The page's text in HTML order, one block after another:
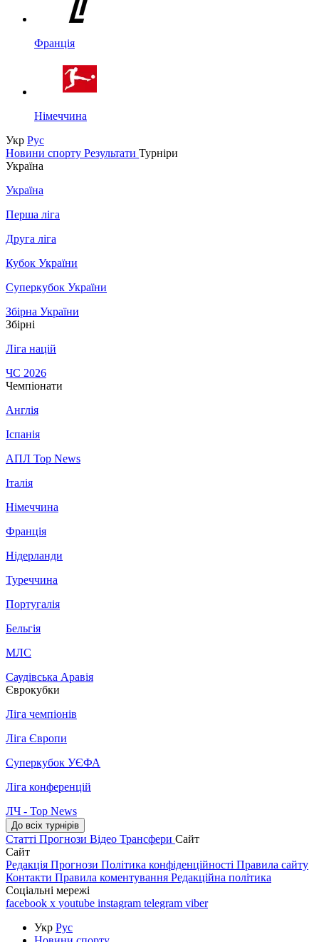
Франція
Німеччина
Укр Рус
Новини спорту Результати Турніри
Україна
Україна
Перша ліга
Друга ліга
Кубок України
Суперкубок України
Збірна України
Збірні
Ліга націй
ЧС 2026
Чемпіонати
Англія
Іспанія
АПЛ Top News
Італія
Німеччина
Франція
Нідерланди
Туреччина
Португалія
Бельгія
МЛС
Саудівська Аравія
Єврокубки
Ліга чемпіонів
Ліга Європи
Суперкубок УЄФА
Ліга конференцій
ЛЧ - Top News
До всіх турнірів
Статті Прогнози Відео Трансфери Сайт
Сайт
Редакція Прогнози Політика конфіденційності Правила сайту
Контакти Правила коментування Редакційна політика
Соціальні мережі
facebook x youtube instagram telegram viber
Укр Рус